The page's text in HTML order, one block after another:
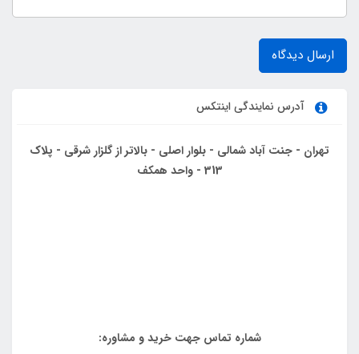
ارسال دیدگاه
آدرس نمایندگی اینتکس
تهران - جنت آباد شمالی - بلوار اصلی - بالاتر از گلزار شرقی - پلاک
313 - واحد همکف
شماره تماس جهت خرید و مشاوره: